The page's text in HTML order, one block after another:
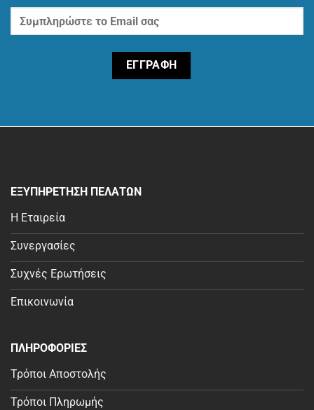
ΕΞΥΠΗΡΕΤΗΣΗ ΠΕΛΑΤΩΝ
Η Εταιρεία
Συνεργασίες
Συχνές Ερωτήσεις
Επικοινωνία
ΠΛΗΡΟΦΟΡΙΕΣ
Τρόποι Αποστολής
Τρόποι Πληρωμής